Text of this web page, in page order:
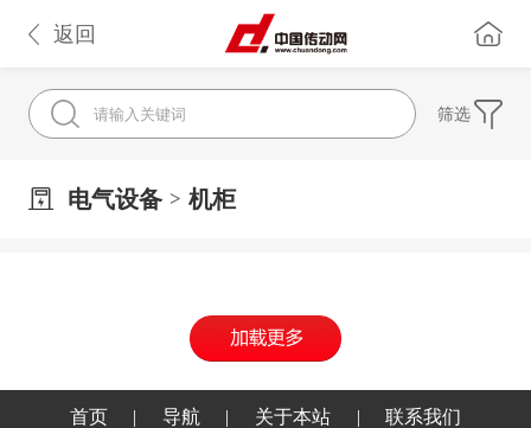
返回
筛选
电气设备 > 机柜
首页 | 导航 | 关于本站 | 联系我们